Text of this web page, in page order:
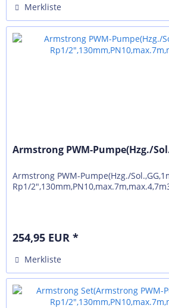
Merkliste
Armstrong PWM-Pumpe(Hzg./
Armstrong PWM-Pumpe(Hzg./
Rp1/
254,95 EUR *
Merkliste